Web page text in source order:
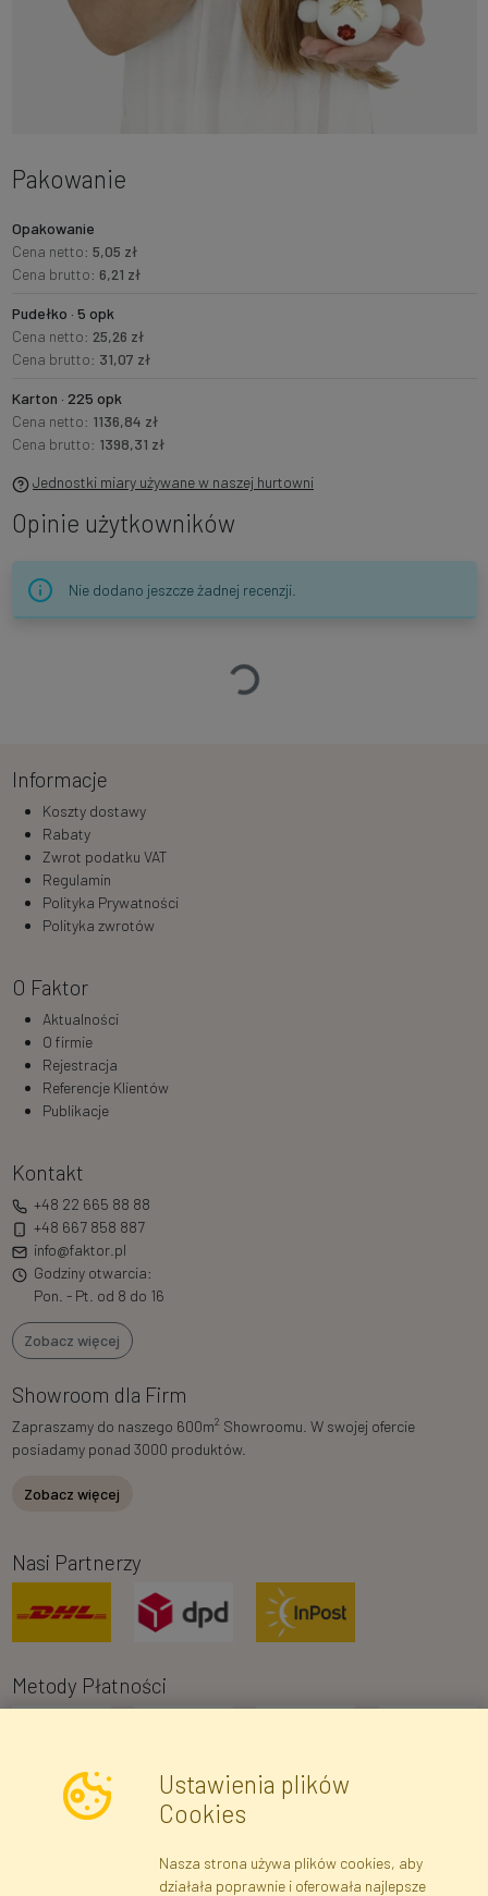
Pakowanie
Opakowanie
Cena netto: 5,05 zł
Cena brutto: 6,21 zł
Pudełko · 5 opk
Cena netto: 25,26 zł
Cena brutto: 31,07 zł
Karton · 225 opk
Cena netto: 1136,84 zł
Cena brutto: 1398,31 zł
Jednostki miary używane w naszej hurtowni
Opinie użytkowników
Nie dodano jeszcze żadnej recenzji.
Ładowanie…
Informacje
Koszty dostawy
Rabaty
Zwrot podatku VAT
Regulamin
Polityka Prywatności
Polityka zwrotów
O Faktor
Aktualności
O firmie
Rejestracja
Referencje Klientów
Publikacje
Kontakt
+48 22 665 88 88
+48 667 858 887
info@faktor.pl
Godziny otwarcia:
Pon. - Pt. od 8 do 16
Zobacz więcej
Showroom dla Firm
Zapraszamy do naszego 600m2 Showroomu. W swojej ofercie
posiadamy ponad 3000 produktów.
Zobacz więcej
Nasi Partnerzy
Metody Płatności
Ustawienia plików
Cookies
Nasza strona używa plików cookies, aby
działała poprawnie i oferowała najlepsze